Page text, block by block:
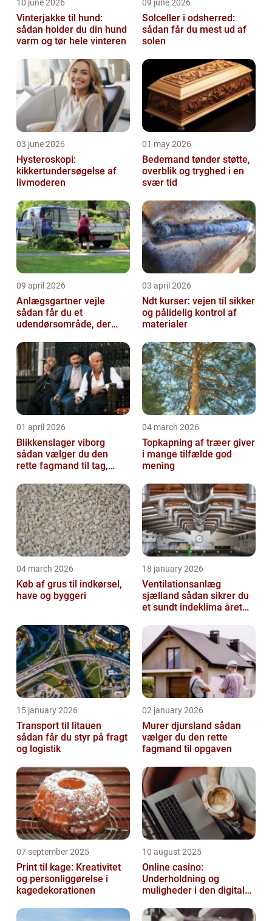
10 june 2026
Vinterjakke til hund:
sådan holder du din hund
varm og tør hele vinteren
09 june 2026
Solceller i odsherred:
sådan får du mest ud af
solen
03 june 2026
Hysteroskopi:
kikkertundersøgelse af
livmoderen
01 may 2026
Bedemand tønder støtte,
overblik og tryghed i en
svær tid
09 april 2026
Anlægsgartner vejle
sådan får du et
udendørsområde, der
03 april 2026
Ndt kurser: vejen til sikker
og pålidelig kontrol af
materialer
01 april 2026
Blikkenslager viborg
sådan vælger du den
rette fagmand til tag,
04 march 2026
Topkapning af træer giver
i mange tilfælde god
mening
04 march 2026
Køb af grus til indkørsel,
have og byggeri
18 january 2026
Ventilationsanlæg
sjælland sådan sikrer du
et sundt indeklima året
15 january 2026
Transport til litauen
sådan får du styr på fragt
og logistik
02 january 2026
Murer djursland sådan
vælger du den rette
fagmand til opgaven
07 september 2025
Print til kage: Kreativitet
og personliggørelse i
kagedekorationen
10 august 2025
Online casino:
Underholdning og
muligheder i den digitale